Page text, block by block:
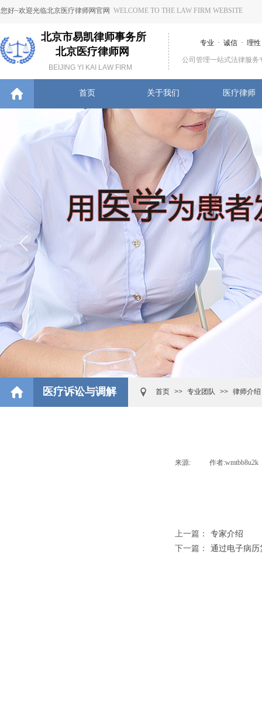
您好~欢迎光临北京医疗律师网官网 WELCOME TO THE LAW FIRM WEBSITE
北京市易凯律师事务所
北京医疗律师网
BEIJING YI KAI LAW FIRM
专业 · 诚信 · 理性
公司管理一站式法律服务
首页 关于我们 医疗律师
首页 >> 专业团队 >> 律师介绍
医疗诉讼与调解
来源: 作者:wmtbb8u2k
上一篇：
专家介绍
下一篇：
通过电子病